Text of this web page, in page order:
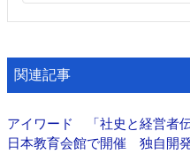
関連記事
アイワード 「社史と経営者
日本教育会館で開催 独自開